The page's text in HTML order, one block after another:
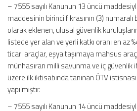
– 7555 sayılı Kanunun 13 üncü
maddesinin birinci fıkrasının (3)
olarak eklenen, ulusal güvenlik
listede yer alan ve yerli katkı oranı en az
ticari araçlar, eşya taşımaya mahsus
münhasıran milli savunma ve iç güvenlik
üzere ilk iktisabında tanınan ÖTV
yapılmıştır.
– 7555 sayılı Kanunun 14 üncü